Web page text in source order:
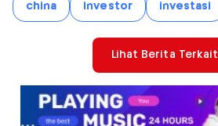
china investor investasi
Lihat Berita Terkait